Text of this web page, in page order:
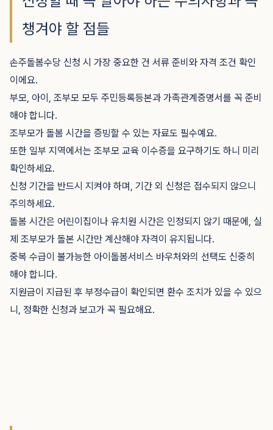
챙겨야 할 점들
손주돌봄수당 신청 시 가장 중요한 건 서류 준비와 자격 조건 확인
이에요.
부모, 아이, 조부모 모두 주민등록등본과 가족관계증명서를 꼭 준비
해야 합니다.
조부모가 돌봄 시간을 증빙할 수 있는 자료도 필수예요.
또한 일부 지역에서는 조부모 교육 이수증을 요구하기도 하니 미리
확인하세요.
신청 기간을 반드시 지켜야 하며, 기간 외 신청은 접수되지 않으니
주의하세요.
돌봄 시간은 어린이집이나 유치원 시간은 인정되지 않기 때문에, 실
제 조부모가 돌본 시간만 계산해야 자격이 유지됩니다.
중복 수급이 불가능한 아이돌봄서비스 바우처와의 선택도 신중히
해야 합니다.
지원금이 지급된 후 부정수급이 확인되면 환수 조치가 있을 수 있으
니, 정확한 신청과 보고가 꼭 필요해요.